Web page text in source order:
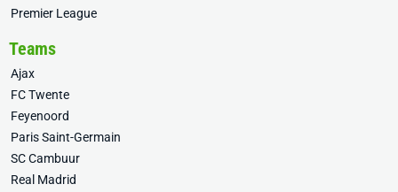
Premier League
Teams
Ajax
FC Twente
Feyenoord
Paris Saint-Germain
SC Cambuur
Real Madrid